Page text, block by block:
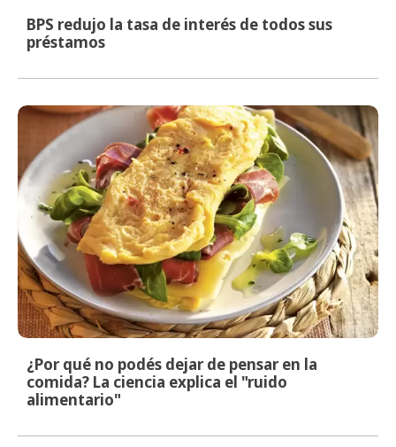
BPS redujo la tasa de interés de todos sus
préstamos
¿Por qué no podés dejar de pensar en la
comida? La ciencia explica el "ruido
alimentario"